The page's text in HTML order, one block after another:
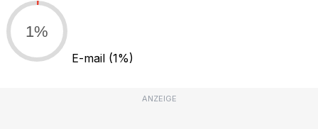
1%
E-mail (1%)
ANZEIGE